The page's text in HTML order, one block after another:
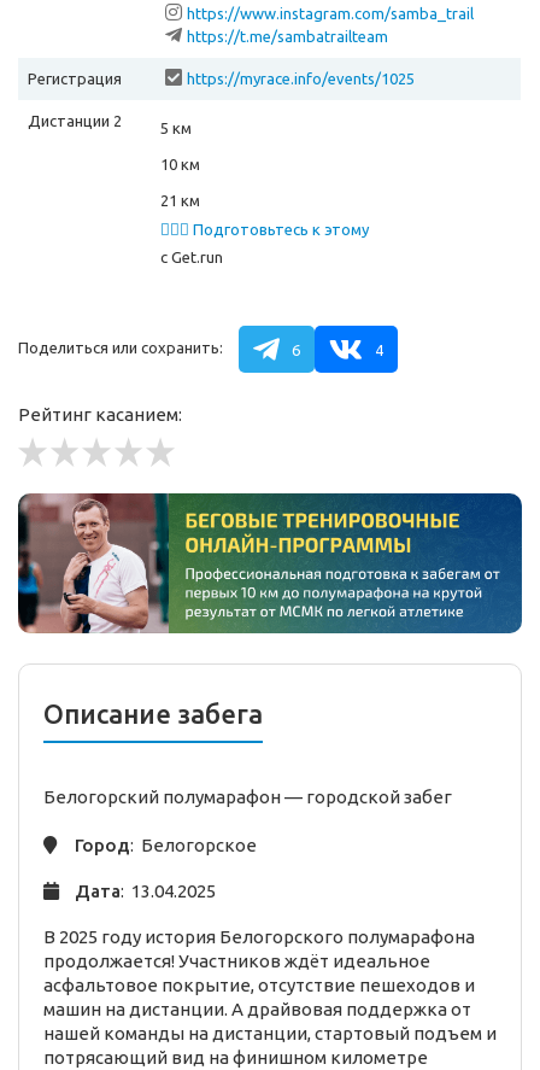
https://www.instagram.com/samba_trail
https://t.me/sambatrailteam
Регистрация https://myrace.info/events/1025
Дистанции 2 5 км
10 км
21 км
🏃🏻‍♂️ Подготовьтесь к этому
забегу
с Get.run
Поделиться или сохранить: 6 4
Рейтинг касанием:
Описание забега
Белогорский полумарафон — городскойзабег
Город: Белогорское
Дата: 13.04.2025
В 2025 году история Белогорского полумарафона
продолжается! Участников ждёт идеальное
асфальтовое покрытие, отсутствие пешеходов и
машин на дистанции. А драйвовая поддержка от
нашей команды на дистанции, стартовый подъем и
потрясающий вид на финишном километре